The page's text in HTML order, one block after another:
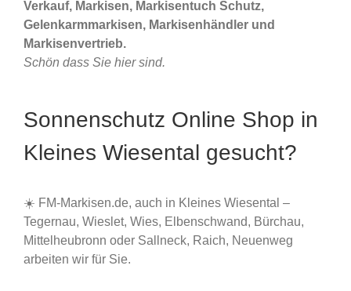
Verkauf, Markisen, Markisentuch Schutz,
Gelenkarmmarkisen, Markisenhändler und
Markisenvertrieb.
Schön dass Sie hier sind.
Sonnenschutz Online Shop in
Kleines Wiesental gesucht?
☀️ FM-Markisen.de, auch in Kleines Wiesental –
Tegernau, Wieslet, Wies, Elbenschwand, Bürchau,
Mittelheubronn oder Sallneck, Raich, Neuenweg
arbeiten wir für Sie.